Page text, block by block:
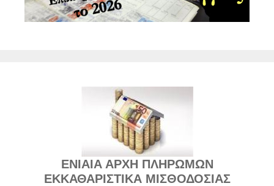
ΕΝΙΑΙΑ ΑΡΧΗ ΠΛΗΡΩΜΩΝ
ΕΚΚΑΘΑΡΙΣΤΙΚΑ ΜΙΣΘΟΔΟΣΙΑΣ